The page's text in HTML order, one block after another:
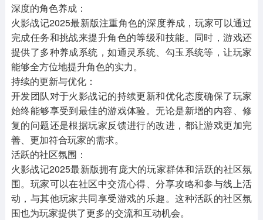
‌深度的角色养成‌：
火影战记2025最新版注重角色的深度养成，玩家可以通过
完成任务和挑战来提升角色的等级和技能。同时，游戏还
提供了多种养成系统，如通灵系统、勾玉系统等，让玩家
能够全方位地提升角色的实力。
‌持续的更新与优化‌：
开发团队对于火影战记的持续更新和优化态度确保了玩家
始终能够享受到最佳的游戏体验。无论是新增的内容、修
复的问题还是根据玩家反馈进行的改进，都让游戏更加完
善、更加符合玩家的需求。
‌活跃的社区氛围‌：
火影战记2025最新版拥有庞大的玩家群体和活跃的社区氛
围。玩家可以在社区中交流心得、分享攻略和参与线上活
动，与其他玩家共同享受游戏的乐趣。这种活跃的社区氛
围也为玩家提供了更多的交流和互动机会。